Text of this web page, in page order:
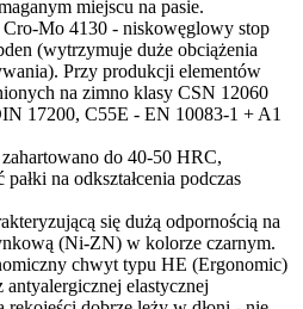
miejscu na pasie.
Cro-Mo 4130 - niskowęglowy stop
(wytrzymuje duże obciążenia
Przy produkcji elementów
na zimno klasy CSN 12060
17200, C55E - EN 10083-1 + A1
do 40-50 HRC,
na odkształcenia podczas
się dużą odpornością na
(Ni-ZN) w kolorze czarnym.
chwyt typu HE (Ergonomic)
elastycznej